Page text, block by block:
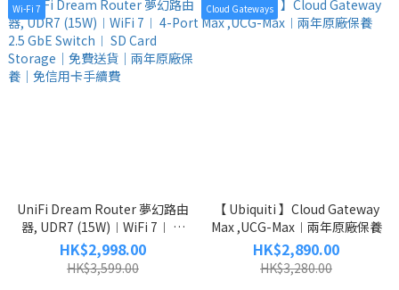
Wi-Fi 7
UniFi Dream Router 夢幻路由
器, UDR7 (15W)︱WiFi 7︱ 4-
Port 2.5 GbE Switch︱ SD
Card Storage｜免費送貨｜兩
年原廠保養｜免信用卡手續費
HK$2,998.00
HK$3,599.00
Cloud Gateways
【 Ubiquiti 】Cloud Gateway
Max ,UCG-Max︱兩年原廠保養
HK$2,890.00
HK$3,280.00